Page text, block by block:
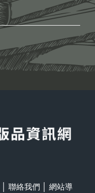
聯絡我們
網站導